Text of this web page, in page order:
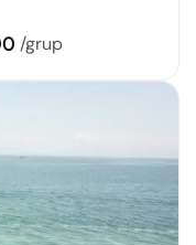
/grup